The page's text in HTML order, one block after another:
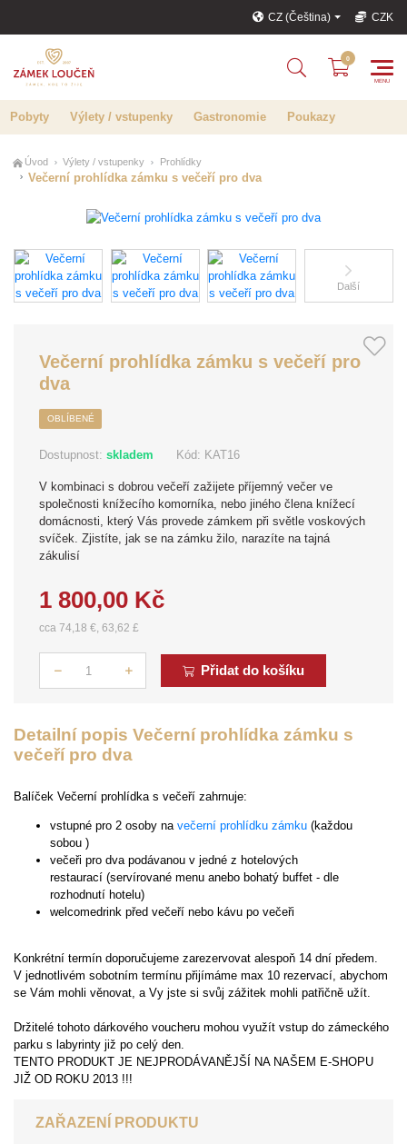
CZ (Čeština) CZK
Pobyty Výlety / vstupenky Gastronomie Poukazy
Úvod Výlety / vstupenky Prohlídky
Večerní prohlídka zámku s večeří pro dva
Další
Večerní prohlídka zámku s večeří pro
dva
OBLÍBENÉ
Dostupnost:skladem Kód: KAT16
V kombinaci s dobrou večeří zažijete příjemný večer ve
společnosti knížecího komorníka, nebo jiného člena knížecí
domácnosti, který Vás provede zámkem při světle voskových
svíček. Zjistíte, jak se na zámku žilo, narazíte na tajná
zákulisí
1 800,00 Kč
cca 74,18 €, 63,62 £
Počet Přidat do košíku
Detailní popis Večerní prohlídka zámku s
večeří pro dva
Balíček Večerní prohlídka s večeří zahrnuje:
vstupné pro 2 osoby na večerní prohlídku zámku (každou
sobou )
večeři pro dva podávanou v jedné z hotelových
restaurací (servírované menu anebo bohatý buffet - dle
rozhodnutí hotelu)
welcomedrink před večeří nebo kávu po večeři
Konkrétní termín doporučujeme zarezervovat alespoň 14 dní předem.
V jednotlivém sobotním termínu přijímáme max 10 rezervací, abychom
se Vám mohli věnovat, a Vy jste si svůj zážitek mohli patřičně užít.
Držitelé tohoto dárkového voucheru mohou využít vstup do zámeckého
parku s labyrinty již po celý den.
TENTO PRODUKT JE NEJPRODÁVANĚJŠÍ NA NAŠEM E-SHOPU
JIŽ OD ROKU 2013 !!!
ZAŘAZENÍ PRODUKTU